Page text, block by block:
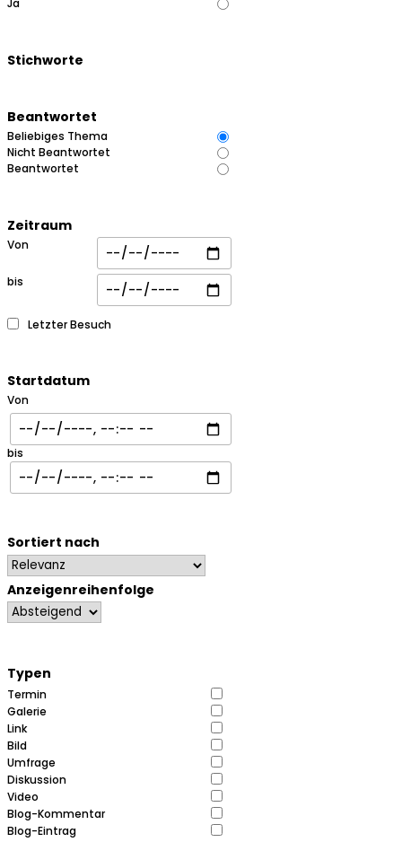
Ja
Stichworte
Beantwortet
Beliebiges Thema
Nicht Beantwortet
Beantwortet
Zeitraum
Von
bis
Letzter Besuch
Startdatum
Von
bis
Sortiert nach
Anzeigenreihenfolge
Typen
Termin
Galerie
Link
Bild
Umfrage
Diskussion
Video
Blog-Kommentar
Blog-Eintrag